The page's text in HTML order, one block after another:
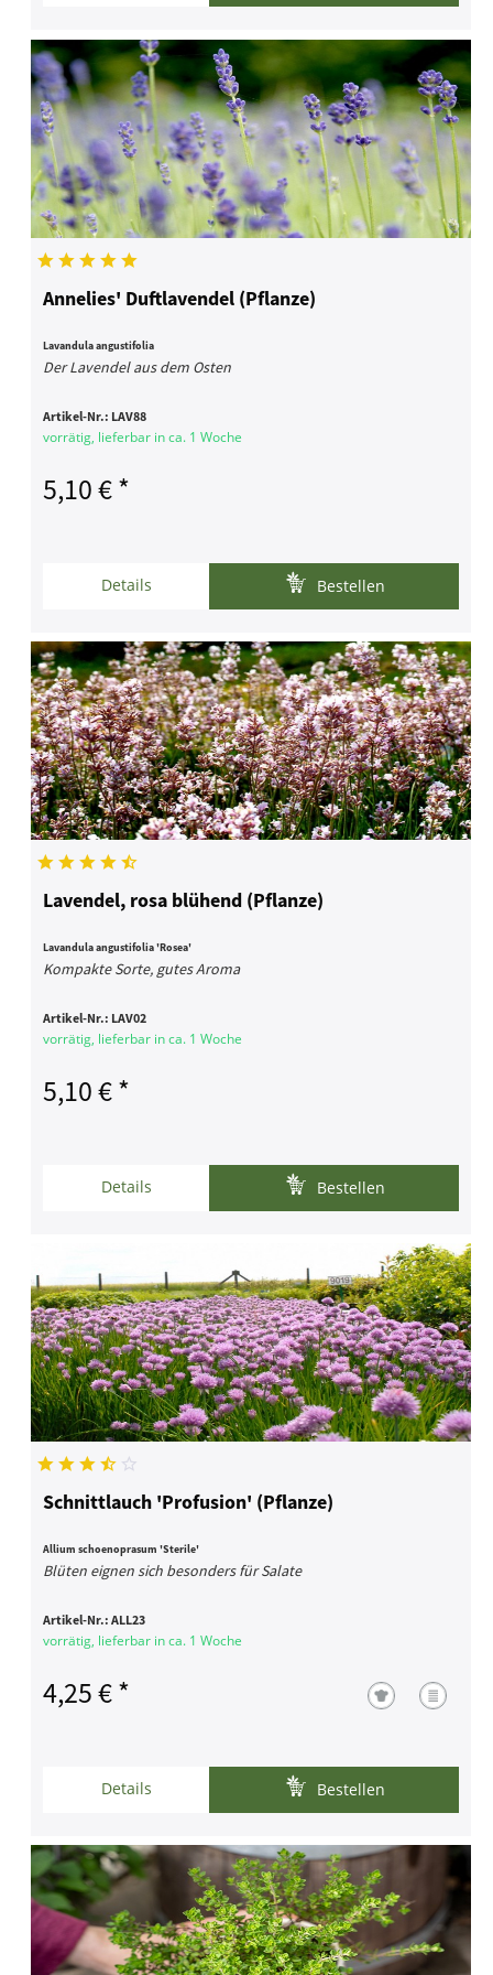
Annelies' Duftlavendel (Pflanze)
Lavandula angustifolia
Der Lavendel aus dem Osten
Artikel-Nr.: LAV88
vorrätig, lieferbar in ca. 1 Woche
5,10 € *
Details Bestellen
Lavendel, rosa blühend (Pflanze)
Lavandula angustifolia 'Rosea'
Kompakte Sorte, gutes Aroma
Artikel-Nr.: LAV02
vorrätig, lieferbar in ca. 1 Woche
5,10 € *
Details Bestellen
Schnittlauch 'Profusion' (Pflanze)
Allium schoenoprasum 'Sterile'
Blüten eignen sich besonders für Salate
Artikel-Nr.:ALL23
vorrätig, lieferbar in ca. 1 Woche
4,25 € *
Details Bestellen